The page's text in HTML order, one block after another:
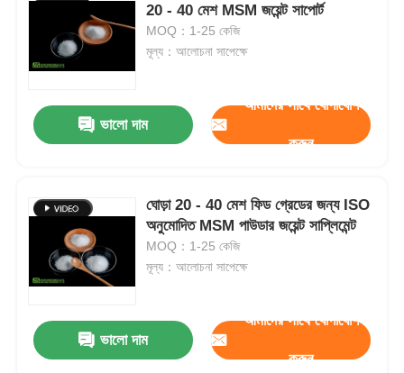
ভিডিও
আমাদের সম্পর্কে
20 - 40 মেশ MSM জয়েন্ট সাপোর্ট
MOQ：1-25 কেজি
মূল্য：আলোচনা সাপেক্ষে
ভালো দাম
আমাদের সাথে যোগাযোগ
করুন
ঘোড়া 20 - 40 মেশ ফিড গ্রেডের জন্য ISO
অনুমোদিত MSM পাউডার জয়েন্ট সাপ্লিমেন্ট
MOQ：1-25 কেজি
মূল্য：আলোচনা সাপেক্ষে
ভালো দাম
আমাদের সাথে যোগাযোগ
করুন